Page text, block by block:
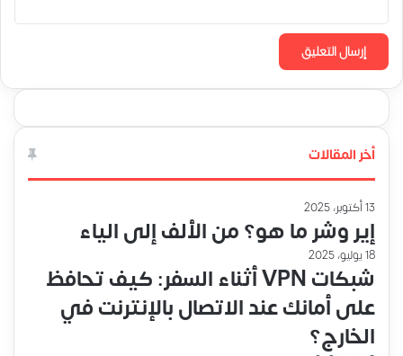
أخر المقالات
13 أكتوبر، 2025
إير وشر ما هو؟ من الألف إلى الياء
18 يوليو، 2025
شبكات VPN أثناء السفر: كيف تحافظ
على أمانك عند الاتصال بالإنترنت في
الخارج؟